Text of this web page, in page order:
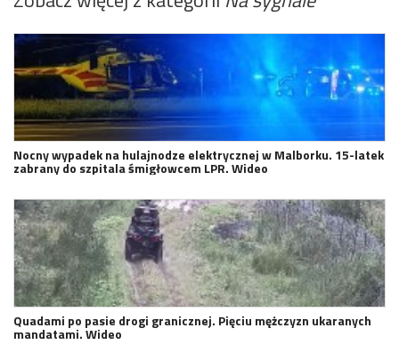
Nocny wypadek na hulajnodze elektrycznej w Malborku. 15-latek
zabrany do szpitala śmigłowcem LPR. Wideo
Quadami po pasie drogi granicznej. Pięciu mężczyzn ukaranych
mandatami. Wideo